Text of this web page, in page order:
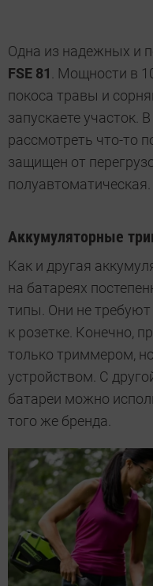
Одна из надежных и
FSE 81
. Мощности в
покоса травы и
запускаете участок.
рассмотреть что-то
защищен от
полуавтоматическая.
Аккумуляторные
Как и другая
на батареях
типы. Они не
к розетке. Конечно,
только триммером,
устройством. С
батареи можно
того же бренда.